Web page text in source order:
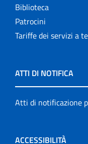
Biblioteca
Patrocini
Tariffe dei servizi a
ATTI DI NOTIFICA
Atti di notificazione
ACCESSIBILITÀ